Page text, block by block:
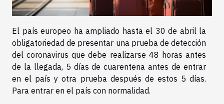
El país europeo ha ampliado hasta el 30 de abril la
obligatoriedad de presentar una prueba de detección
del coronavirus que debe realizarse 48 horas antes
de la llegada, 5 días de cuarentena antes de entrar
en el país y otra prueba después de estos 5 días.
Para entrar en el país con normalidad.